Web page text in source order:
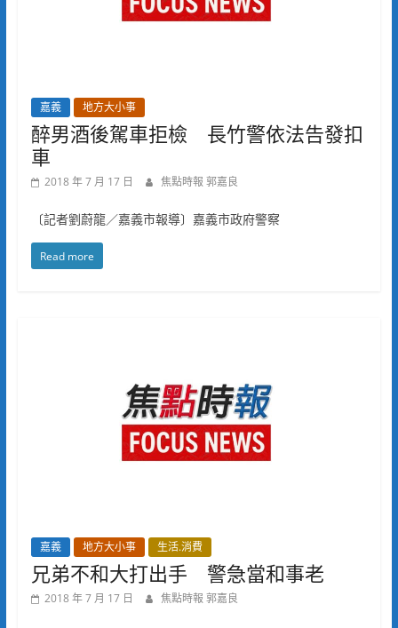
嘉義 地方大小事
醉男酒後駕車拒檢 長竹警依法告發扣
車
2018 年 7 月 17 日 焦點時報 郭嘉良
〔記者劉蔚龍／嘉義市報導〕嘉義市政府警察
Read more
嘉義 地方大小事 生活.消費
兄弟不和大打出手 警急當和事老
2018 年 7 月 17 日 焦點時報 郭嘉良